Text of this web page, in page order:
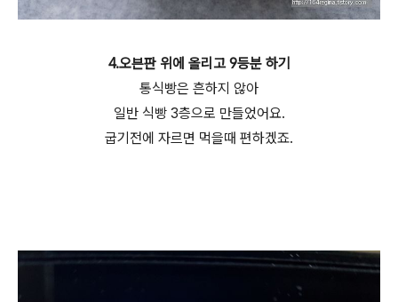
4.오븐판 위에 올리고 9등분 하기
통식빵은 흔하지 않아
일반 식빵 3층으로 만들었어요.
굽기전에 자르면 먹을때 편하겠죠.